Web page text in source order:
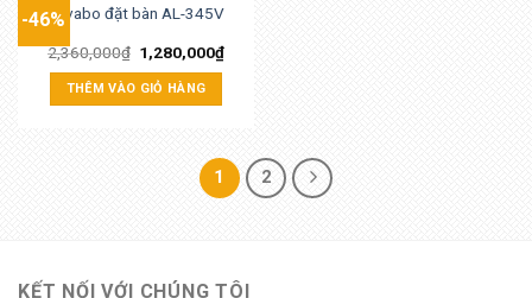
-46%Lavabo đặt bàn AL-345V
2,360,000₫ 1,280,000₫
THÊM VÀO GIỎ HÀNG
1 2
KẾT NỐI VỚI CHÚNG TÔI